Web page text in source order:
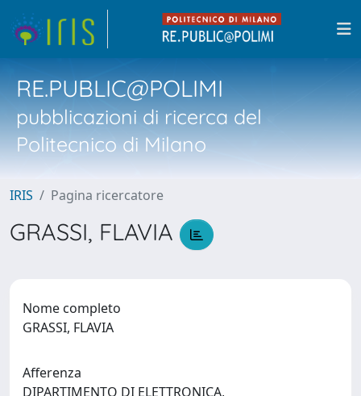
RE.PUBLIC@POLIMI
pubblicazioni di ricerca del
Politecnico di Milano
IRIS Pagina ricercatore
GRASSI, FLAVIA
Nome completo
GRASSI, FLAVIA
Afferenza
DIPARTIMENTO DI ELETTRONICA,